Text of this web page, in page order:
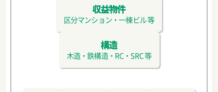
収益物件
区分マンション・一棟ビル 等
構造
木造・鉄構造・RC・SRC 等